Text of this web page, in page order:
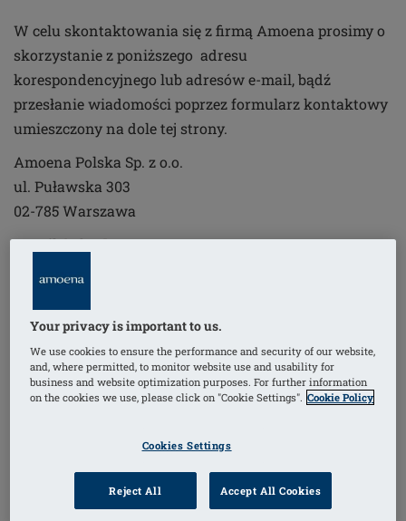
W celu skontaktowania się z firmą Amoena prosimy o
skorzystanie z poniższego adresu
korespondencyjnego lub adresów e-mail, bądź
przesłanie wiadomości poprzez formularz kontaktowy
umieszczony na dole tej strony.
Amoena Polska Sp. z o.o.
ul. Puławska 303
02-785 Warszawa
e-mail:info.pl@amoena.com
W celu rozpoczęcia współpracy,
zachęcamy do kontaktu bezpośrednio z
biurem:
02-785 Warszawa
tel.: 22 436 87 01
Your privacy is important to us.
We use cookies to ensure the performance and security of our website,
and, where permitted, to monitor website use and usability for
business and website optimization purposes. For further information
on the cookies we use, please click on "Cookie Settings". Cookie Policy
Cookies Settings
Reject All Accept All Cookies